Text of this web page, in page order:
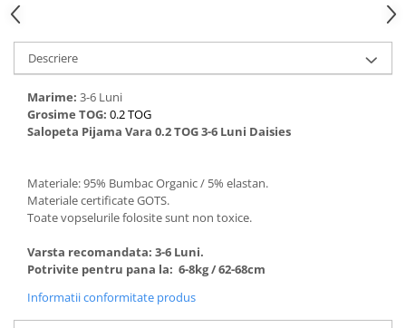
Descriere
Marime: 3-6 Luni
Grosime TOG: 0.2 TOG
Salopeta Pijama Vara 0.2 TOG 3-6 Luni Daisies
Materiale: 95% Bumbac Organic / 5% elastan.
Materiale certificate GOTS.
Toate vopselurile folosite sunt non toxice.
Varsta recomandata: 3-6 Luni.
Potrivite pentru pana la: 6-8kg / 62-68cm
Informatii conformitate produs